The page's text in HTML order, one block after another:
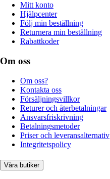
Mitt konto
Hjälpcenter
Följ min beställning
Returnera min beställning
Rabattkoder
Om oss
Om oss?
Kontakta oss
Försäljningsvillkor
Returer och återbetalningar
Ansvarsfriskrivning
Betalningsmetoder
Priser och leveransalternativ
Integritetspolicy
Våra butiker